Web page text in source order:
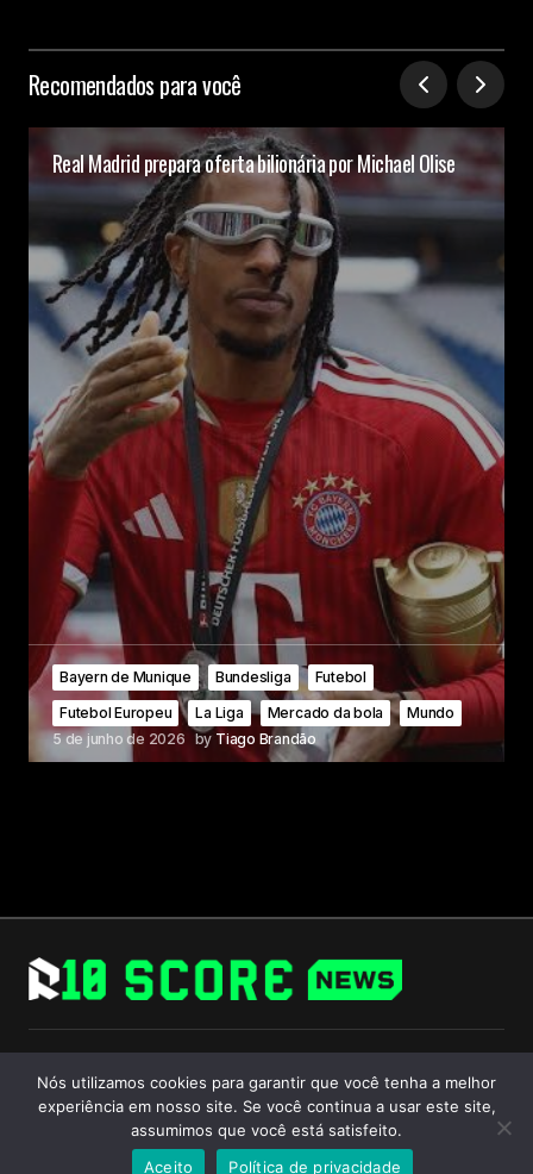
Recomendados para você
Real Madrid prepara oferta bilionária por Michael Olise
Bayern de Munique Bundesliga
Futebol
Futebol Europeu
La Liga Mercado da bola
Mundo
5 de junho de 2026 by Tiago Brandão
Follow Us
Nós utilizamos cookies para garantir que você tenha a melhor
experiência em nosso site. Se você continua a usar este site,
assumimos que você está satisfeito.
Aceito
Política de privacidade